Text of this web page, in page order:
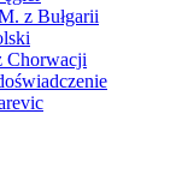
z Bułgarii
Chorwacji